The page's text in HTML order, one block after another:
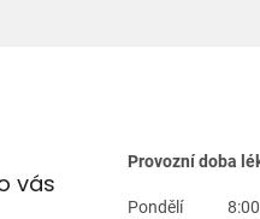
vás
Provozní doba
Pondělí